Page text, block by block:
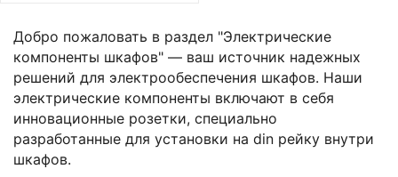
Добро пожаловать в раздел "Электрические
компоненты шкафов" — ваш источник надежных
решений для электрообеспечения шкафов. Наши
электрические компоненты включают в себя
инновационные розетки, специально
разработанные для установки на din рейку внутри
шкафов.